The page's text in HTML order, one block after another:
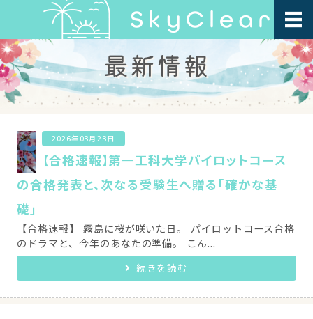
ホーム
プログラム紹介
会社概要
お問い合わせ
最新情報
2026年03月23日
【合格速報】第一工科大学パイロットコース
の合格発表と、次なる受験生へ贈る「確かな基
礎」
【合格速報】 霧島に桜が咲いた日。 パイロットコース合格
のドラマと、今年のあなたの準備。 こん...
続きを読む